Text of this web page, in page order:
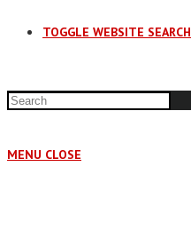
TOGGLE WEBSITE SEARCH
MENU CLOSE